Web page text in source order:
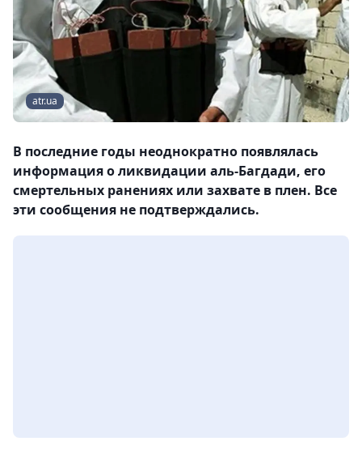
atr.ua
В последние годы неоднократно появлялась
информация о ликвидации аль-Багдади, его
смертельных ранениях или захвате в плен. Все
эти сообщения не подтверждались.